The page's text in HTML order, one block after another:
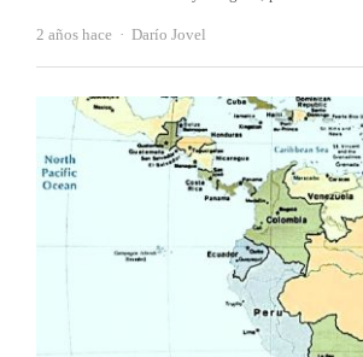
2 años hace Autor
Darío Jovel